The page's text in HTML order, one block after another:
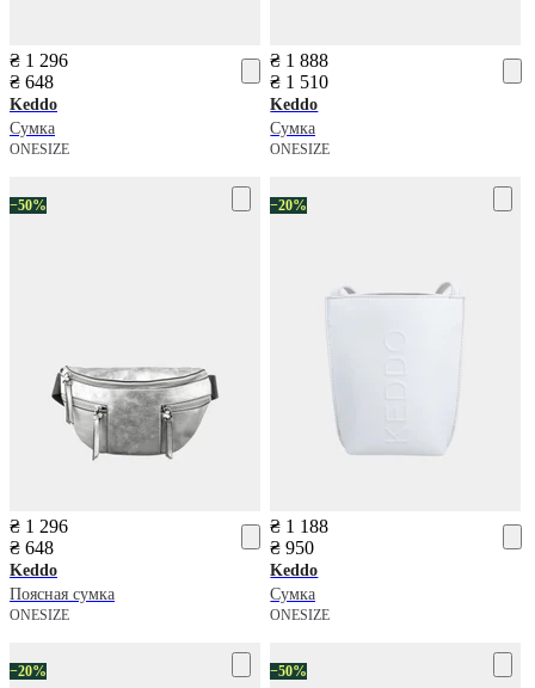
₴ 1 296
₴ 648
Keddo
Сумка
ONESIZE
₴ 1 888
₴ 1 510
Keddo
Сумка
ONESIZE
−50%
₴ 1 296
₴ 648
Keddo
Поясная сумка
ONESIZE
−20%
₴ 1 188
₴ 950
Keddo
Сумка
ONESIZE
−20% −50%